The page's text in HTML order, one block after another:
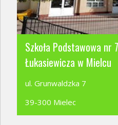
Szkoła Podstawowa nr
Łukasiewicza w Mielcu
ul. Grunwaldzka 7
39-300 Mielec